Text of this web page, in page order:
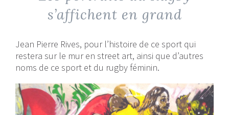
s’affichent en grand
Jean Pierre Rives, pour l’histoire de ce sport qui
restera sur le mur en street art, ainsi que d’autres
noms de ce sport et du rugby féminin.